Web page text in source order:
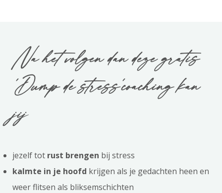
Na het volgen dan deze gratis
'Dump de stress'coaching kan
jij
jezelf tot rust brengen bij stress
kalmte in je hoofd krijgen als je gedachten heen en
weer flitsen als bliksemschichten